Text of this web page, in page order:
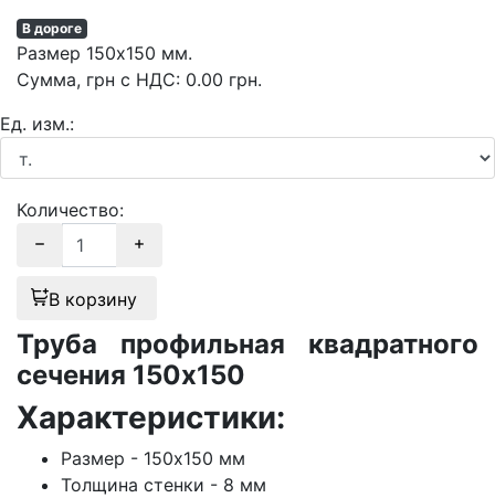
В дороге
Размер 150х150 мм.
Сумма, грн с НДС: 0.00 грн.
Ед. изм.:
Количество:
В корзину
Труба профильная квадратного
сечения 150х150
Характеристики:
Размер - 150х150 мм
Толщина стенки - 8 мм